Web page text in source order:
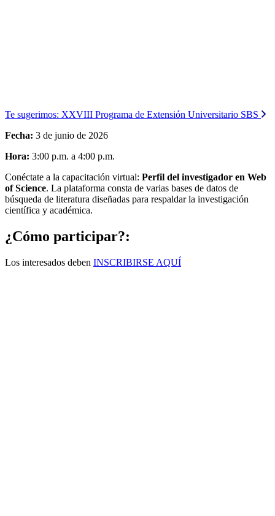
Te sugerimos: XXVIII Programa de Extensión Universitario SBS
Fecha: 3 de junio de 2026
Hora: 3:00 p.m. a 4:00 p.m.
Conéctate a la capacitación virtual: Perfil del investigador en Web
of Science. La plataforma consta de varias bases de datos de
búsqueda de literatura diseñadas para respaldar la investigación
científica y académica.
¿Cómo participar?:
Los interesados deben INSCRIBIRSE AQUÍ